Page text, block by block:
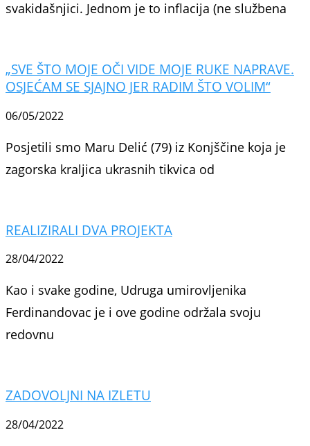
svakidašnjici. Jednom je to inflacija (ne službena
„SVE ŠTO MOJE OČI VIDE MOJE RUKE NAPRAVE.
OSJEĆAM SE SJAJNO JER RADIM ŠTO VOLIM“
06/05/2022
Posjetili smo Maru Delić (79) iz Konjščine koja je
zagorska kraljica ukrasnih tikvica od
REALIZIRALI DVA PROJEKTA
28/04/2022
Kao i svake godine, Udruga umirovljenika
Ferdinandovac je i ove godine održala svoju
redovnu
ZADOVOLJNI NA IZLETU
28/04/2022